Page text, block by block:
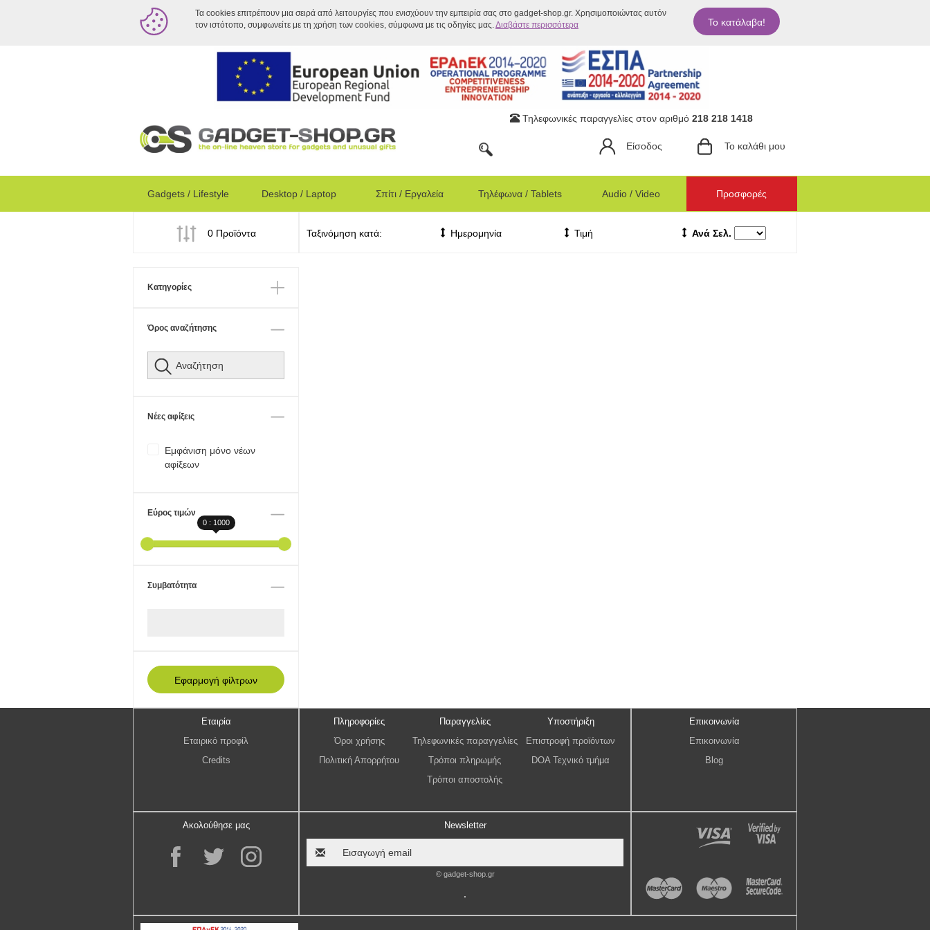
Τα cookies επιτρέπουν μια σειρά από λειτουργίες που ενισχύουν την εμπειρία σας στο gadget-shop.gr. Χρησιμοποιώντας αυτόν
τον ιστότοπο, συμφωνείτε με τη χρήση των cookies, σύμφωνα με τις οδηγίες μας.Διαβάστε περισσότερα Το κατάλαβα!
Τηλεφωνικές παραγγελίες στον αριθμό 218 218 1418
Είσοδος Το καλάθι μου
Gadgets / Lifestyle Desktop / Laptop Σπίτι / Εργαλεία Τηλέφωνα / Tablets Audio / Video Προσφορές
0 Προϊόντα Ταξινόμηση κατά: Ημερομηνία Τιμή Ανά Σελ.
Κατηγορίες
Όρος αναζήτησης
Νέες αφίξεις
Εμφάνιση μόνο νέων
αφίξεων
Εύρος τιμών
0 : 1000
Συμβατότητα
Εταιρία
Εταιρικό προφίλ
Credits
Πληροφορίες
Όροι χρήσης
Πολιτική Απορρήτου
Παραγγελίες
Τηλεφωνικές παραγγελίες
Τρόποι πληρωμής
Τρόποι αποστολής
Υποστήριξη
Επιστροφή προϊόντων
DOA Τεχνικό τμήμα
Επικοινωνία
Επικοινωνία
Blog
Ακολούθησε μας Newsletter
© gadget-shop.gr
.